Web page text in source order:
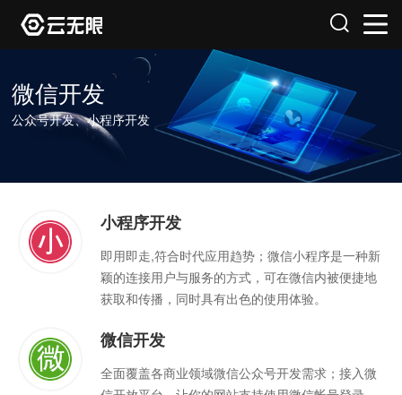
微信开发
公众号开发、小程序开发
小程序开发
即用即走,符合时代应用趋势；微信小程序是一种新
颖的连接用户与服务的方式，可在微信内被便捷地
获取和传播，同时具有出色的使用体验。
微信开发
全面覆盖各商业领域微信公众号开发需求；接入微